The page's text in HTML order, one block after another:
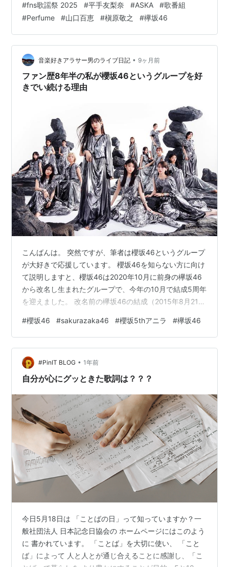
ったパフォーマンスと、40代の私が感じた胸の熱くなる
思いを綴ります。 1. 「平手友梨奈」という衝撃。山口百
恵の再来を感じた夜 今回、最も衝撃を受けたのが平手友
梨奈さんによる山口百恵さんの名曲『プレイバック
Part2』のカバーです。 正直、最近のアーティストの方に
は疎い私ですが、…
#fns歌謡祭 2025 #平手友梨奈 #ASKA #歌番組
#Perfume #山口百恵 #槇原敬之 #欅坂46
音楽好きアラサー男のライブ日記 • 9ヶ月前
ファン歴8年半の私が櫻坂46というグループを好
きでい続ける理由
こんばんは。 突然ですが、筆者は櫻坂46というグループ
が大好きで応援しています。 櫻坂46を知らない方に向け
て説明しますと、櫻坂46は2020年10月に前身の欅坂46
から改名し生まれたグループで、今年の10月で結成5周年
を迎えました。 改名前の欅坂46の結成（2015年8月21
年が経ちます。 筆者は欅坂46の時、2017年の春頃にこ
のグループと出会い、改名し5年が経った今も応援し続け
ています。8年以上グループを応援していることになりま
すね。 今回は自分がなぜ櫻坂46を好きなのか、長年好き
で応援し続けている理由は何なのか、というところを改
#櫻坂46 #sakurazaka46 #櫻坂5thアニラ #欅坂46
#PinIT BLOG • 1年前
自分が心にグッときた歌詞は？？？
今日5月18日は 「ことばの日」って知っていますか？一
般社団法人 日本記念日協会の ホームページにはこのよう
に 書かれています。 「ことば」を大切に使い、 「こと
ば」によって 人と人とが通じ合えることに感謝し、「こ